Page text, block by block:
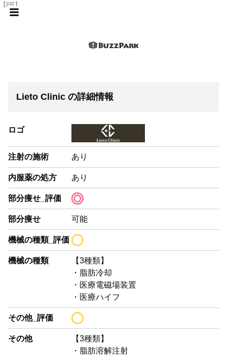
【PR】
Lieto Clinic の詳細情報
ロゴ
注射の施術 あり
内服薬の処方 あり
部分痩せ_評価
部分痩せ 可能
機械の種類_評価
機械の種類
【3種類】
・脂肪冷却
・医療電磁場装置
・医療ハイフ
その他_評価
その他
【3種類】
・脂肪溶解注射